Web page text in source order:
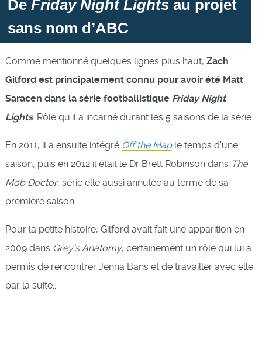
De Friday Night Lightsau projet
sans nom d’ABC
Comme mentionné quelques lignes plus haut, Zach
Gilford est principalement connu pour avoir été Matt
Saracen dans la série footballistique Friday Night
Lights. Rôle qu’il a incarné durant les 5 saisons de la série.
En 2011, il a ensuite intégré Off the Map le temps d’une
saison, puis en 2012 il était le Dr Brett Robinson dans The
Mob Doctor, série elle aussi annulée au terme de sa
première saison.
Pour la petite histoire, Gilford avait fait une apparition en
2009 dans Grey's Anatomy, certainement un rôle qui lui a
permis de rencontrer Jenna Bans et de travailler avec elle
par la suite...